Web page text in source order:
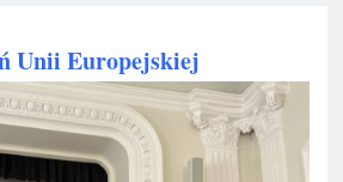
Unii Europejskiej